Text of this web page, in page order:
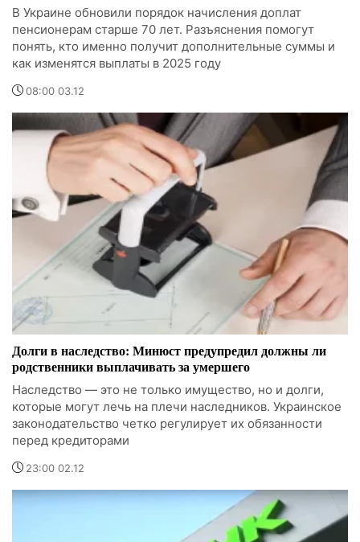
В Украине обновили порядок начисления доплат
пенсионерам старше 70 лет. Разъяснения помогут
понять, кто именно получит дополнительные суммы и
как изменятся выплаты в 2025 году
08:00 03.12
Долги в наследство: Минюст предупредил должны ли
родственники выплачивать за умершего
Наследство — это не только имущество, но и долги,
которые могут лечь на плечи наследников. Украинское
законодательство четко регулирует их обязанности
перед кредиторами
23:00 02.12